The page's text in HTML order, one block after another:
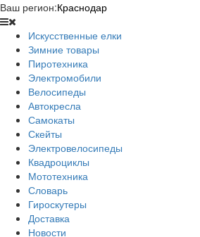
Ваш регион:Краснодар
Искусственные елки
Зимние товары
Пиротехника
Электромобили
Велосипеды
Автокресла
Самокаты
Скейты
Электровелосипеды
Квадроциклы
Мототехника
Словарь
Гироскутеры
Доставка
Новости